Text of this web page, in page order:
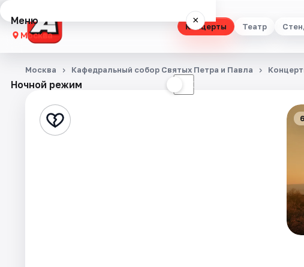
Концерты Театр
Меню ×
Москва
Концерты
Стендап
Ночной режим ☾
Москва Кафедральный собор Святых Петра и Павла